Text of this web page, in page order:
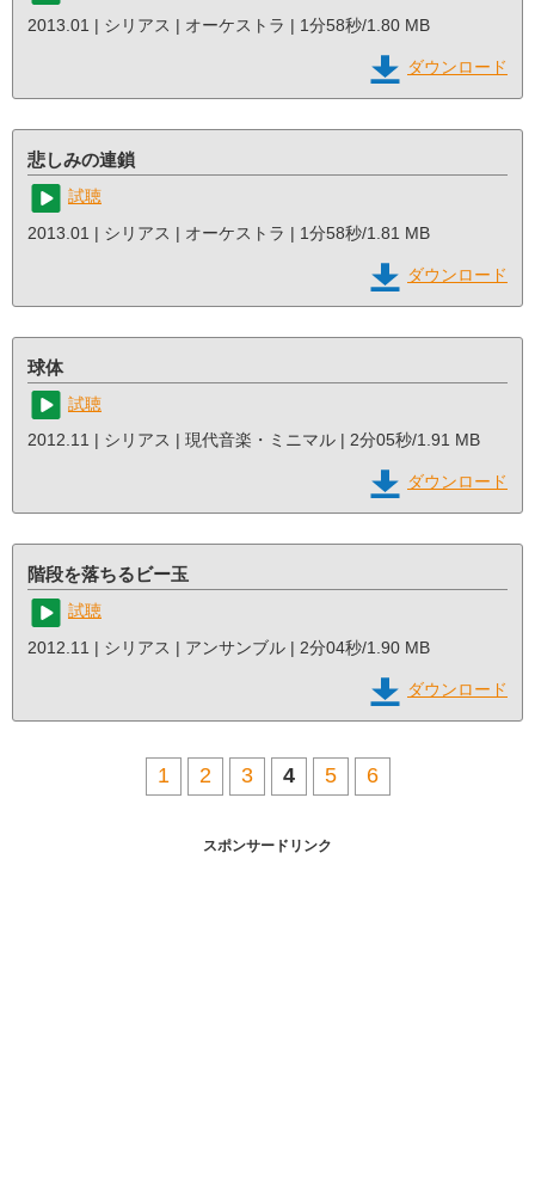
2013.01 | シリアス | オーケストラ | 1分58秒/1.80 MB
ダウンロード
悲しみの連鎖
試聴
2013.01 | シリアス | オーケストラ | 1分58秒/1.81 MB
ダウンロード
球体
試聴
2012.11 | シリアス | 現代音楽・ミニマル | 2分05秒/1.91 MB
ダウンロード
階段を落ちるビー玉
試聴
2012.11 | シリアス | アンサンブル | 2分04秒/1.90 MB
ダウンロード
1 2 3 4 5 6
スポンサードリンク